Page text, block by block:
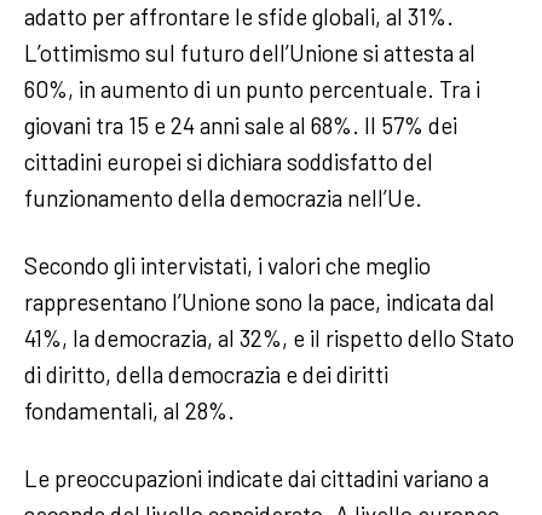
adatto per affrontare le sfide globali, al 31%.
L’ottimismo sul futuro dell’Unione si attesta al
60%, in aumento di un punto percentuale. Tra i
giovani tra 15 e 24 anni sale al 68%. Il 57% dei
cittadini europei si dichiara soddisfatto del
funzionamento della democrazia nell’Ue.
Secondo gli intervistati, i valori che meglio
rappresentano l’Unione sono la pace, indicata dal
41%, la democrazia, al 32%, e il rispetto dello Stato
di diritto, della democrazia e dei diritti
fondamentali, al 28%.
Le preoccupazioni indicate dai cittadini variano a